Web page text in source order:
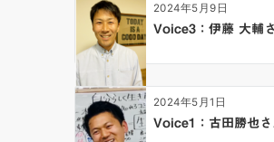
2024年5月9日
Voice3：伊藤 大輔
2024年5月1日
Voice1：古田勝也さ